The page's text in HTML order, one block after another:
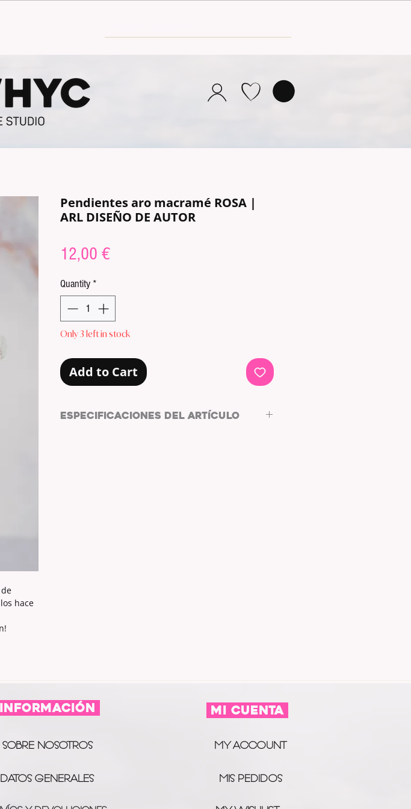
hace
Pendientes aro macramé ROSA |
ARL DISEÑO DE AUTOR
12,00 €Price
Quantity *
Only 3 left in stock
Add to Cart
ESPECIFICACIONES DEL ARTÍCULO
información
SOBRE NOSOTROS
DATOS GENERALES
MI CUENTA
MY ACCOUNT
MIS PEDIDOS